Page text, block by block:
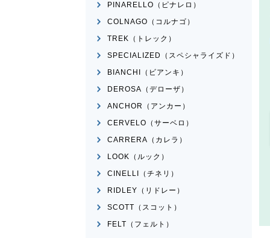
PINARELLO（ピナレロ）
COLNAGO（コルナゴ）
TREK（トレック）
SPECIALIZED（スペシャライズド）
BIANCHI（ビアンキ）
DEROSA（デローザ）
ANCHOR（アンカー）
CERVELO（サーベロ）
CARRERA（カレラ）
LOOK（ルック）
CINELLI（チネリ）
RIDLEY（リドレー）
SCOTT（スコット）
FELT（フェルト）